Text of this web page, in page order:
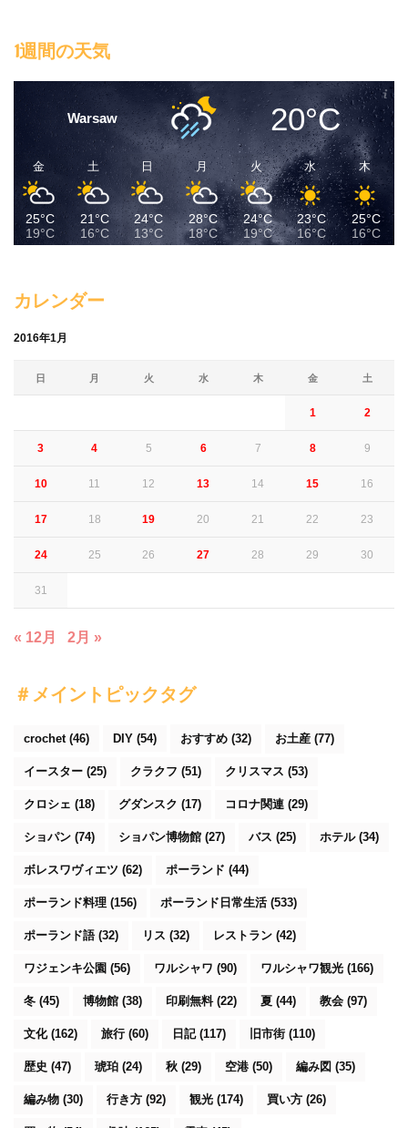
1週間の天気
Warsaw 20°C
金
25°C
19°C
土
21°C
16°C
日
24°C
13°C
月
28°C
18°C
火
24°C
19°C
水
23°C
16°C
木
25°C
16°C
カレンダー
2016年1月
日 月 火 水 木 金 土
1 2
3 4 5 6 7 8 9
10 11 12 13 14 15 16
17 18 19 20 21 22 23
24 25 26 27 28 29 30
31
« 12月 2月 »
＃メイントピックタグ
crochet(46) DIY (54) おすすめ (32) お土産 (77)
イースター (25) クラクフ (51) クリスマス (53)
クロシェ (18) グダンスク (17) コロナ関連 (29)
ショパン (74) ショパン博物館 (27) バス (25) ホテル(34)
ボレスワヴィエツ (62) ポーランド (44)
ポーランド料理 (156) ポーランド日常生活(533)
ポーランド語(32) リス (32) レストラン (42)
ワジェンキ公園 (56) ワルシャワ (90) ワルシャワ観光 (166)
冬 (45) 博物館 (38) 印刷無料(22) 夏 (44) 教会 (97)
文化(162) 旅行 (60) 日記(117) 旧市街 (110)
歴史 (47) 琥珀 (24) 秋 (29) 空港 (50) 編み図 (35)
編み物 (30) 行き方 (92) 観光 (174) 買い方 (26)